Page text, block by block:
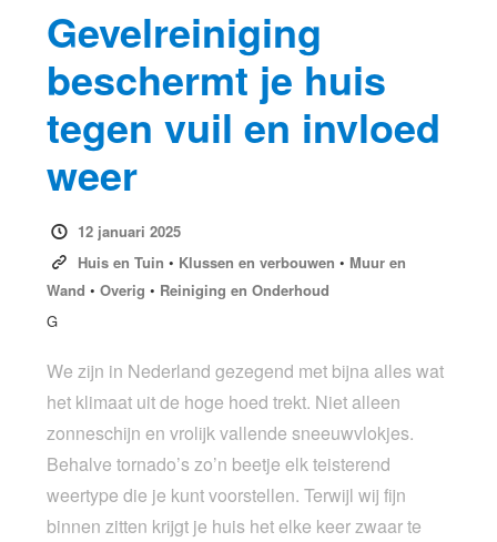
Gevelreiniging
beschermt je huis
tegen vuil en invloed
weer
12 januari 2025
Huis en Tuin • Klussen en verbouwen • Muur en
Wand •Overig • Reiniging en Onderhoud
G
We zijn in Nederland gezegend met bijna alles wat
het klimaat uit de hoge hoed trekt. Niet alleen
zonneschijn en vrolijk vallende sneeuwvlokjes.
Behalve tornado’s zo’n beetje elk teisterend
weertype die je kunt voorstellen. Terwijl wij fijn
binnen zitten krijgt je huis het elke keer zwaar te